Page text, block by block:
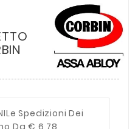
Le Spedizioni Dei
Da € 6,78